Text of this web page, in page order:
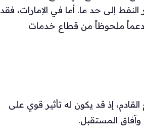
إلى حد ما. أما في الإمارات، فقد
دعماً ملحوظاً من قطاع خدمات
إذ قد يكون له تأثير قوي على
وآفاق المستقبل.